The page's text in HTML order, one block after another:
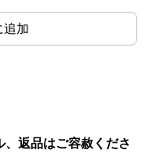
追加
返品はご容赦くださ